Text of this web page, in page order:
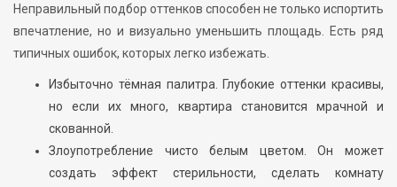
Неправильный подбор оттенков способен не только испортить
впечатление, но и визуально уменьшить площадь. Есть ряд
типичных ошибок, которых легко избежать.
Избыточно тёмная палитра. Глубокие оттенки красивы,
но если их много, квартира становится мрачной и
скованной.
Злоупотребление чисто белым цветом. Он может
создать эффект стерильности, сделать комнату